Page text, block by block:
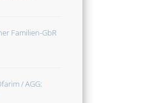
Familien-GbR
/ AGG: